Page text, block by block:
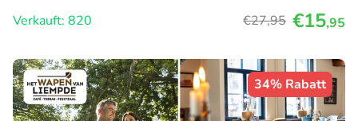
Verkauft: 820
€27,95 €15,95
34% Rabatt